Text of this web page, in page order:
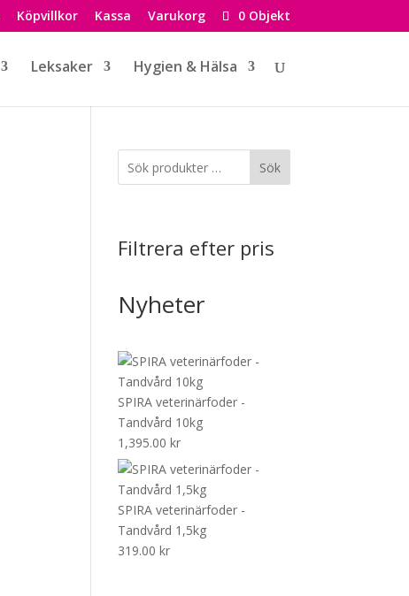
Köpvillkor Kassa Varukorg 0 Objekt
Leksaker Hygien & Hälsa
Sök
Filtrera efter pris
Nyheter
SPIRA veterinärfoder -
Tandvård 10kg
1,395.00kr
SPIRA veterinärfoder -
Tandvård 1,5kg
319.00kr